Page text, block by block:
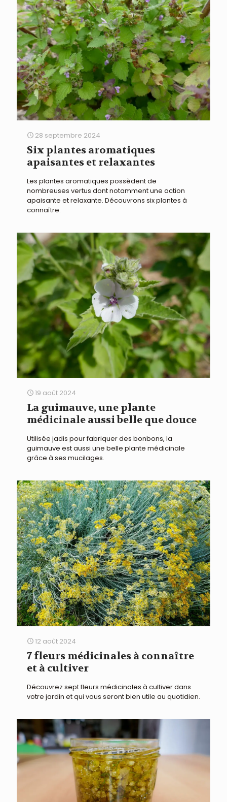
28 septembre 2024
Six plantes aromatiques
apaisantes et relaxantes
Les plantes aromatiques possèdent de
nombreuses vertus dont notamment une action
apaisante et relaxante. Découvrons six plantes à
connaître.
19 août 2024
La guimauve, une plante
médicinale aussi belle que douce
Utilisée jadis pour fabriquer des bonbons, la
guimauve est aussi une belle plante médicinale
grâce à ses mucilages.
12 août 2024
7 fleurs médicinales à connaître
et à cultiver
Découvrez sept fleurs médicinales à cultiver dans
votre jardin et qui vous seront bien utile au quotidien.